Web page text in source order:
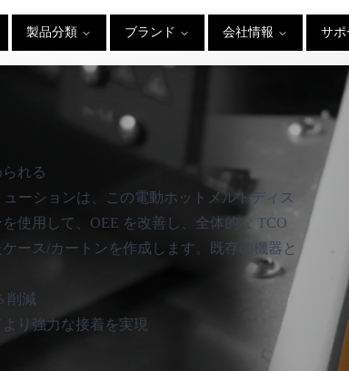
製品分類 ブランド 会社情報 サポ
れる
ューションは、この電動ホットメルトディス
使用して、OEE を改善し、全体的な TCO
ース/カートンを作成します。既存の機器と
削減
り強力な接着を実現